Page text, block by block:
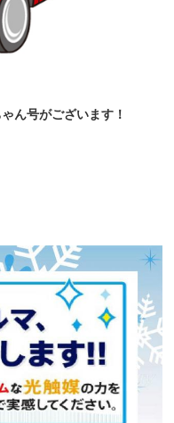
ん号がございます！